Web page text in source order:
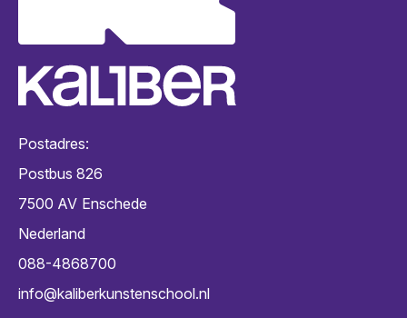
Postadres:
Postbus 826
7500 AV Enschede
Nederland
088-4868700
info@kaliberkunstenschool.nl